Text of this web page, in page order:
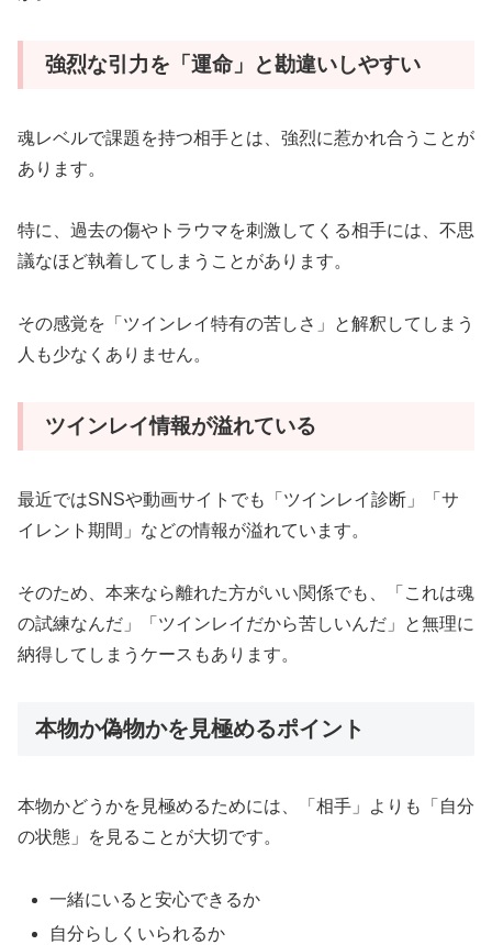
強烈な引力を「運命」と勘違いしやすい
魂レベルで課題を持つ相手とは、強烈に惹かれ合うことが
あります。
特に、過去の傷やトラウマを刺激してくる相手には、不思
議なほど執着してしまうことがあります。
その感覚を「ツインレイ特有の苦しさ」と解釈してしまう
人も少なくありません。
ツインレイ情報が溢れている
最近ではSNSや動画サイトでも「ツインレイ診断」「サ
イレント期間」などの情報が溢れています。
そのため、本来なら離れた方がいい関係でも、「これは魂
の試練なんだ」「ツインレイだから苦しいんだ」と無理に
納得してしまうケースもあります。
本物か偽物かを見極めるポイント
本物かどうかを見極めるためには、「相手」よりも「自分
の状態」を見ることが大切です。
一緒にいると安心できるか
自分らしくいられるか